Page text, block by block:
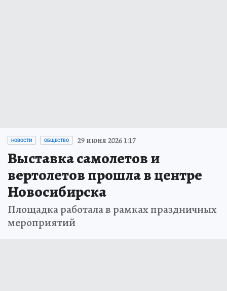
НОВОСТИ ОБЩЕСТВО 29 июня 2026 1:17
Выставка самолетов и
вертолетов прошла в центре
Новосибирска
Площадка работала в рамках праздничных
мероприятий